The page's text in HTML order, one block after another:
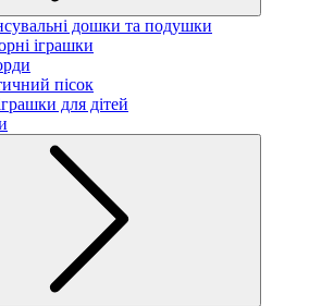
дошки та подушки
іграшки
пісок
для дітей